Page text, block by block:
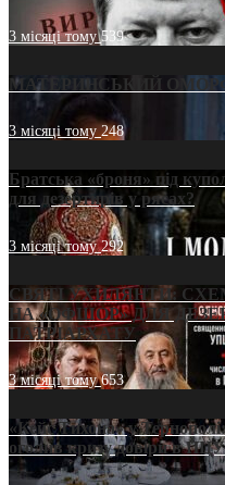
3 місяці тому539
МАТЕРИНСЬКИЙ
3 місяці тому248
Братська «броня» під
для дезертирів у рясах?
3 місяці тому292
СВЯТІ УХИЛЯНТИ:
НА «ОФШОР» ДЛЯ
ПАТРІАРХАТУ
3 місяці тому653
«Кейс Тихона» у
оголив кризу довіри в ПЦУ